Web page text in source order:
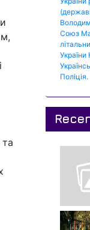
Союз
України
Поліція.